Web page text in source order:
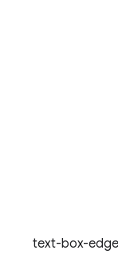
الخصائص text-box وtext-box-trim وtext-box-edge